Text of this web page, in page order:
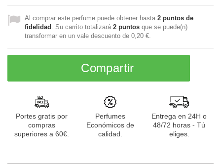
Al comprar este perfume puede obtener hasta 2 puntos de
fidelidad . Su carrito totalizará 2 puntos que se puede(n)
transformar en un vale descuento de 0,20 €
Compartir
Portes gratis por
compras
superiores a 60€.
Perfumes
Económicos de
calidad.
Entrega en 24H o
48/72 horas - Tú
eliges.